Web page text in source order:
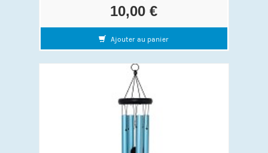
10,00 €
Ajouter au panier